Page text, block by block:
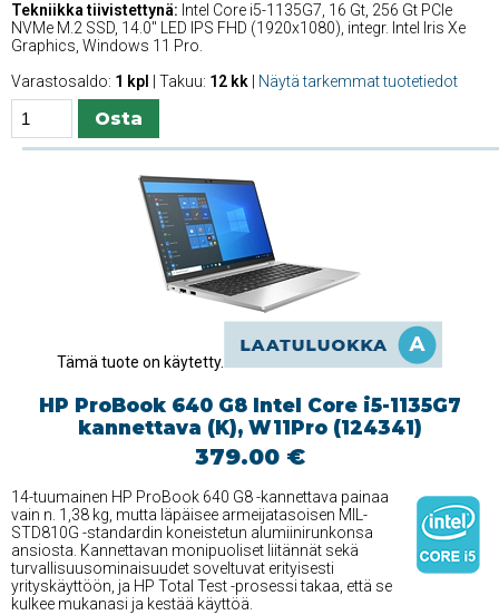
Tekniikka tiivistettynä: Intel Core i5-1135G7, 16 Gt, 256 Gt PCIe
NVMe M.2 SSD, 14.0'' LED IPS FHD (1920x1080), integr. Intel Iris Xe
Graphics, Windows 11 Pro.
Varastosaldo: 1 kpl | Takuu: 12 kk Näytä tarkemmat tuotetiedot
Tämä tuote on käytetty.
HP ProBook 640 G8 Intel Core i5-1135G7
kannettava (K), W11Pro (124341)
379.00 €
14-tuumainen HP ProBook 640 G8 -kannettava painaa
vain n. 1,38 kg, mutta läpäisee armeijatasoisen MIL-
STD810G -standardin koneistetun alumiinirunkonsa
ansiosta. Kannettavan monipuoliset liitännät sekä
turvallisuusominaisuudet soveltuvat erityisesti
yrityskäyttöön, ja HP Total Test -prosessi takaa, että se
kulkee mukanasi ja kestää käyttöä.